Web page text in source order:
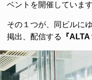
ベントを開催しています
その１つが、同ビルに
掲出、配信する
『